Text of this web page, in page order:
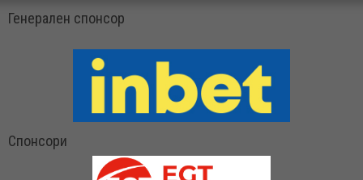
Генерален спонсор
Спонсори